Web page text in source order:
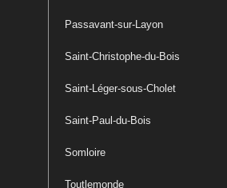
Passavant-sur-Layon
Saint-Christophe-du-Bois
Saint-Léger-sous-Cholet
Saint-Paul-du-Bois
Somloire
Toutlemonde